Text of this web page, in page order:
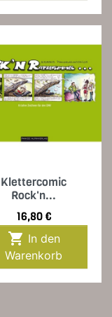
Klettercomic
Rock'n...
Preis
16,80 €

Warenkorb